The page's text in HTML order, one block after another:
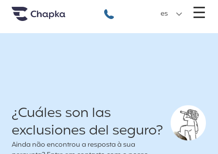
Chapka Seguro Viagem
+351 800 50 01 71
es ☰
¿Cuáles son las
exclusiones del seguro?
Ainda não encontrou a resposta à sua